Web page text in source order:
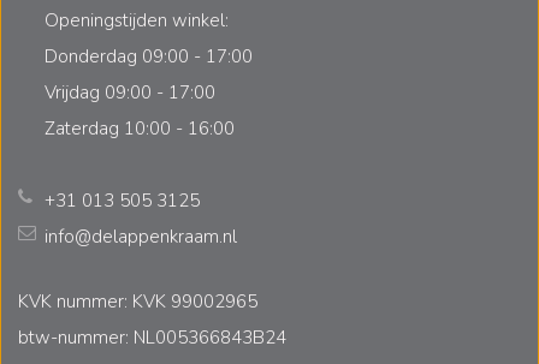
Openingstijden winkel:
Donderdag 09:00 - 17:00
Vrijdag 09:00 - 17:00
Zaterdag 10:00 - 16:00
+31 013 505 3125
info@delappenkraam.nl
KVK nummer: KVK 99002965
btw-nummer: NL005366843B24